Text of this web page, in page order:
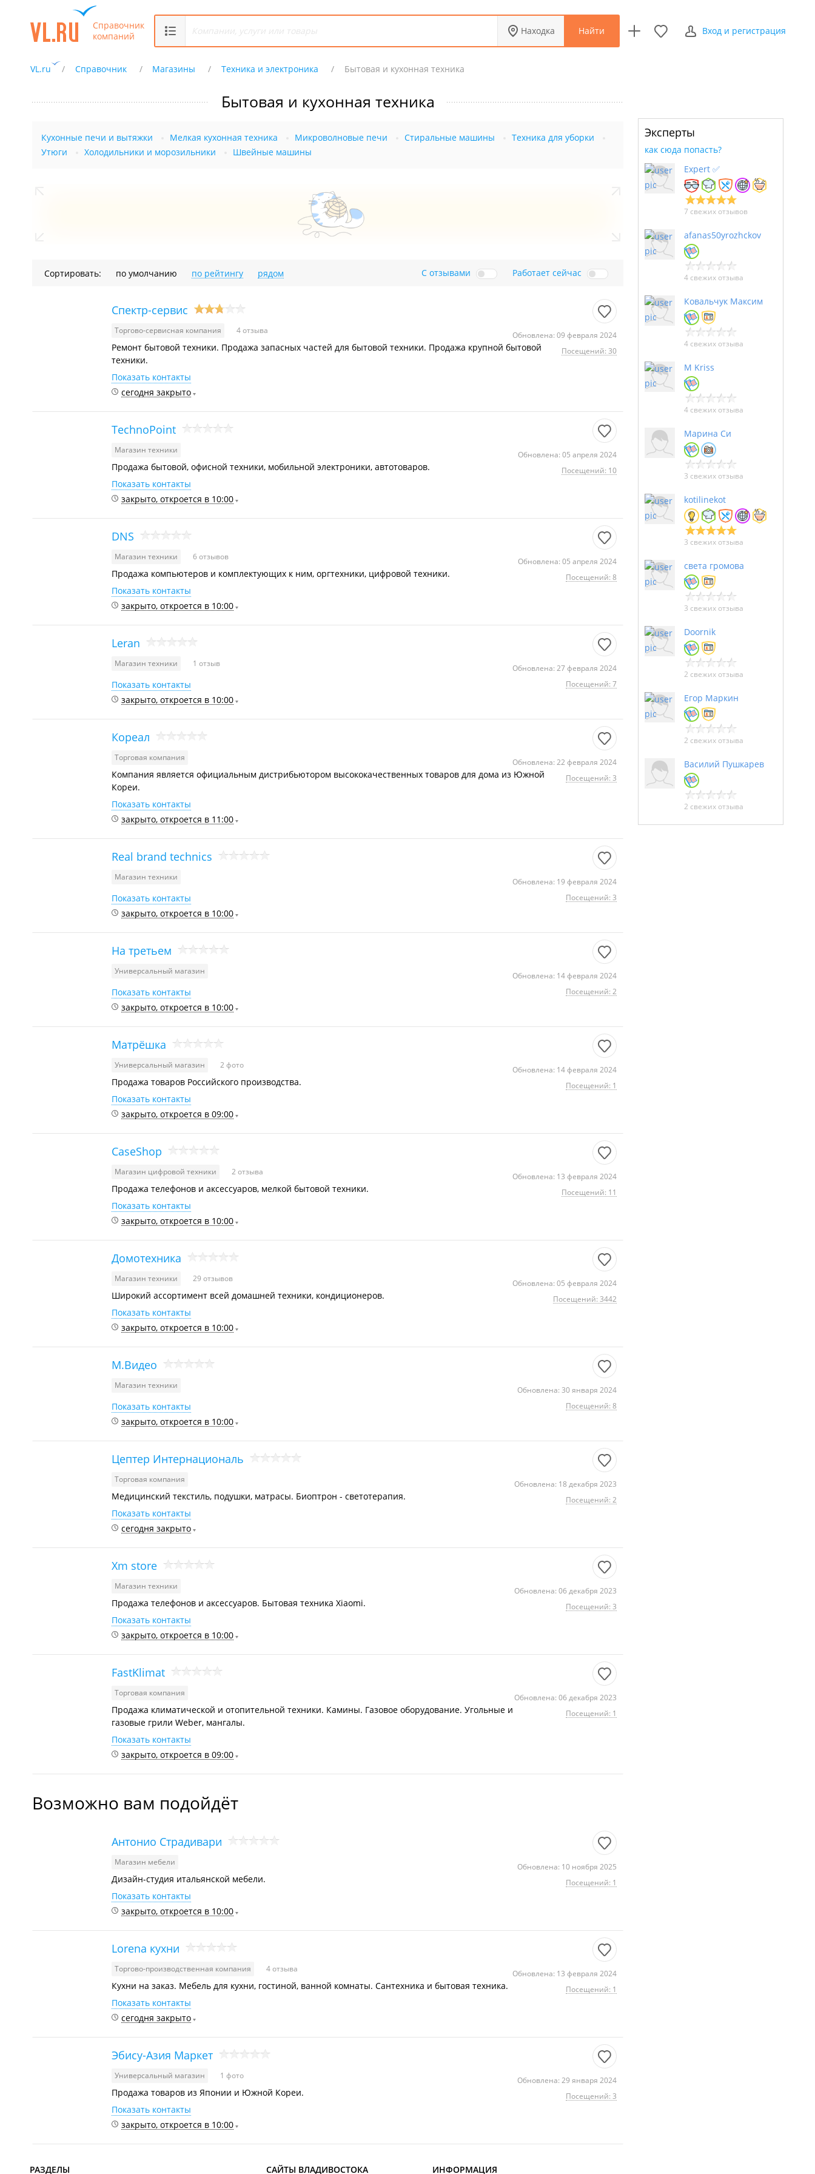
Справочник
компаний
Находка Найти Вход и регистрация
VL.ru Справочник Магазины Техника и электроника Бытовая и кухонная техника
Бытовая и кухонная техника
Кухонные печи и вытяжки Мелкая кухонная техника Микроволновые печи Стиральные машины
Техника для уборки
Утюги
Холодильники и морозильники Швейные машины
Сортировать: по умолчанию по рейтингу рядом С отзывами Работает сейчас
Спектр-сервис
Торгово-сервисная компания 4 отзыва
Обновлена: 09 февраля 2024
Посещений: 30
Ремонт бытовой техники. Продажа запасных частей для бытовой техники. Продажа крупной бытовой
техники.
Показать контакты
сегодня закрыто
TechnoPoint
Магазин техники
Обновлена: 05 апреля 2024
Посещений: 10
Продажа бытовой, офисной техники, мобильной электроники, автотоваров.
Показать контакты
закрыто, откроется в 10:00
DNS
Магазин техники 6 отзывов
Обновлена: 05 апреля 2024
Посещений: 8
Продажа компьютеров и комплектующих к ним, оргтехники, цифровой техники.
Показать контакты
закрыто, откроется в 10:00
Leran
Магазин техники 1 отзыв
Обновлена: 27 февраля 2024
Посещений: 7
Показать контакты
закрыто, откроется в 10:00
Кореал
Торговая компания
Обновлена: 22 февраля 2024
Посещений: 3
Компания является официальным дистрибьютором высококачественных товаров для дома из Южной
Кореи.
Показать контакты
закрыто, откроется в 11:00
Real brand technics
Магазин техники
Обновлена: 19 февраля 2024
Посещений: 3
Показать контакты
закрыто, откроется в 10:00
На третьем
Универсальный магазин
Обновлена: 14 февраля 2024
Посещений: 2
Показать контакты
закрыто, откроется в 10:00
Матрёшка
Универсальный магазин 2 фото
Обновлена: 14 февраля 2024
Посещений: 1
Продажа товаров Российского производства.
Показать контакты
закрыто, откроется в 09:00
CaseShop
Магазин цифровой техники 2 отзыва
Обновлена: 13 февраля 2024
Посещений: 11
Продажа телефонов и аксессуаров, мелкой бытовой техники.
Показать контакты
закрыто, откроется в 10:00
Домотехника
Магазин техники 29 отзывов
Обновлена: 05 февраля 2024
Посещений: 3442
Широкий ассортимент всей домашней техники, кондиционеров.
Показать контакты
закрыто, откроется в 10:00
М.Видео
Магазин техники
Обновлена: 30 января 2024
Посещений: 8
Показать контакты
закрыто, откроется в 10:00
Цептер Интернациональ
Торговая компания
Обновлена: 18 декабря 2023
Посещений: 2
Медицинский текстиль, подушки, матрасы. Биоптрон - светотерапия.
Показать контакты
сегодня закрыто
Xm store
Магазин техники
Обновлена: 06 декабря 2023
Посещений: 3
Продажа телефонов и аксессуаров. Бытовая техника Xiaomi.
Показать контакты
закрыто, откроется в 10:00
FastKlimat
Торговая компания
Обновлена: 06 декабря 2023
Посещений: 1
Продажа климатической и отопительной техники. Камины. Газовое оборудование. Угольные и
газовые грили Weber, мангалы.
Показать контакты
закрыто, откроется в 09:00
Возможно вам подойдёт
Антонио Страдивари
Магазин мебели
Обновлена: 10 ноября 2025
Посещений: 1
Дизайн-студия итальянской мебели.
Показать контакты
закрыто, откроется в 10:00
Lorena кухни
Торгово-производственная компания 4 отзыва
Обновлена: 13 февраля 2024
Посещений: 1
Кухни на заказ. Мебель для кухни, гостиной, ванной комнаты. Сантехника и бытовая техника.
Показать контакты
сегодня закрыто
Эбису-Азия Маркет
Универсальный магазин 1 фото
Обновлена: 29 января 2024
Посещений: 3
Продажа товаров из Японии и Южной Кореи.
Показать контакты
закрыто, откроется в 10:00
Эксперты
как сюда попасть?
Expert ✅
7 свежих отзывов
afanas50yrozhckov
4 свежих отзыва
Ковальчук Максим
4 свежих отзыва
M Kriss
4 свежих отзыва
Марина Си
3 свежих отзыва
kotilinekot
3 свежих отзыва
света громова
3 свежих отзыва
Doornik
2 свежих отзыва
Егор Маркин
2 свежих отзыва
Василий Пушкарев
2 свежих отзыва
РАЗДЕЛЫ САЙТЫ ВЛАДИВОСТОКА ИНФОРМАЦИЯ